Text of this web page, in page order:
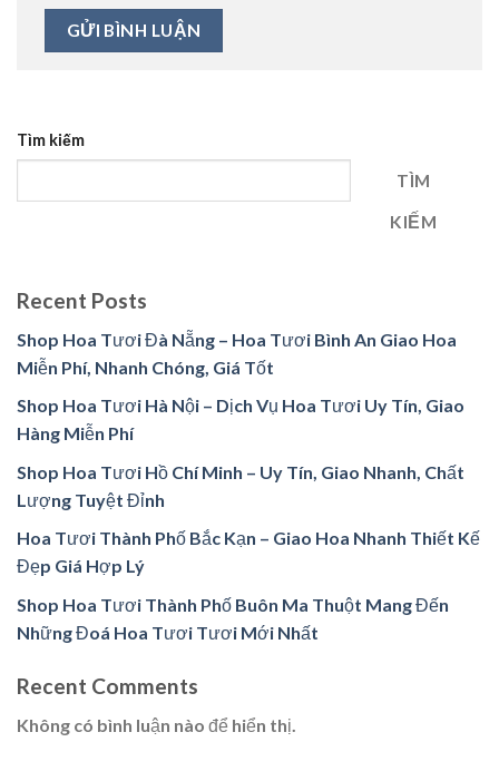
Tìm kiếm
TÌM
KIẾM
Recent Posts
Shop Hoa Tươi Đà Nẵng – Hoa Tươi Bình An Giao Hoa
Miễn Phí, Nhanh Chóng, Giá Tốt
Shop Hoa Tươi Hà Nội – Dịch Vụ Hoa Tươi Uy Tín, Giao
Hàng Miễn Phí
Shop Hoa Tươi Hồ Chí Minh – Uy Tín, Giao Nhanh, Chất
Lượng Tuyệt Đỉnh
Hoa Tươi Thành Phố Bắc Kạn – Giao Hoa Nhanh Thiết Kế
Đẹp Giá Hợp Lý
Shop Hoa Tươi Thành Phố Buôn Ma Thuột Mang Đến
Những Đoá Hoa Tươi Tươi Mới Nhất
Recent Comments
Không có bình luận nào để hiển thị.